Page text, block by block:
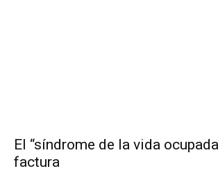
El “síndrome de la vida
factura